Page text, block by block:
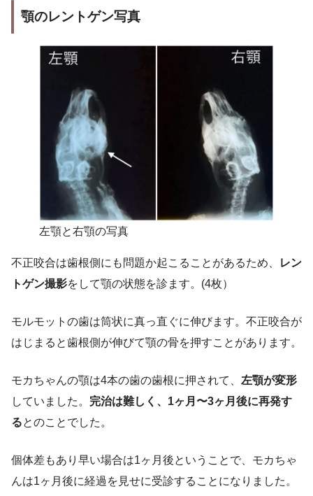
顎のレントゲン写真
左顎と右顎の写真
不正咬合は歯根側にも問題か起こることがあるため、
レン
トゲン撮影をして顎の状態を診ます。(4枚）
モルモットの歯は筒状に真っ直ぐに伸びます。不正咬合が
はじまると歯根側が伸びて顎の骨を押すことがあります。
モカちゃんの顎は4本の歯の歯根に押されて、 左顎が変形
していました。 完治は難しく、1ヶ月〜3ヶ月後に再発す
るとのことでした。
個体差もあり早い場合は1ヶ月後ということで、モカちゃ
んは1ヶ月後に経過を見せに受診することになりました。